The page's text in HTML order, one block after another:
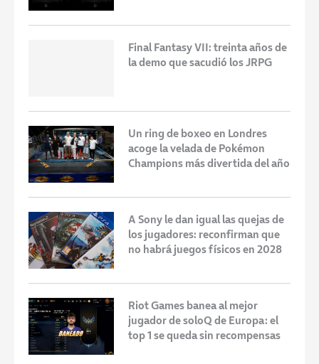
Final Fantasy VII: treinta años de
la demo que sacudió los JRPG
Un ring de boxeo en Londres
acoge la velada de Pokémon
Champions más divertida del año
A Sony le dan igual las quejas de
los jugadores: reconfirman que
no habrá juegos físicos en 2028
Riot Games banea al mejor
jugador de soloQ de Europa: el
top 1 se queda sin recompensas